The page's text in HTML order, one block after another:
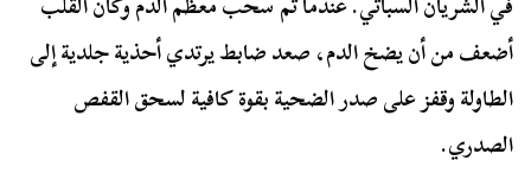
أضعف من أن يضخ الدم، صعد ضابط يرتدي أحذية جلدية إلى
الطاولة وقفز على صدر الضحية بقوة كافية لسحق القفص
الصدري.